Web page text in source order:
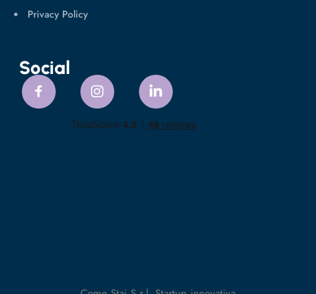
Privacy Policy
Social